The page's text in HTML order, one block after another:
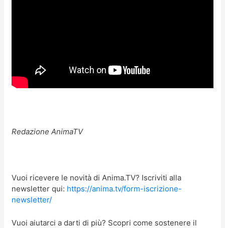
Redazione AnimaTV
Vuoi ricevere le novità di Anima.TV? Iscriviti alla
newsletter qui: https://anima.tv/form-iscrizione-
newsletter/
Vuoi aiutarci a darti di più? Scopri come sostenere il